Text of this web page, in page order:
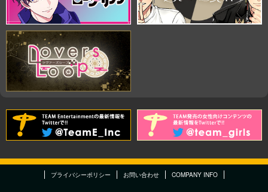
プライバシーポリシー お問い合わせ COMPANY INFO